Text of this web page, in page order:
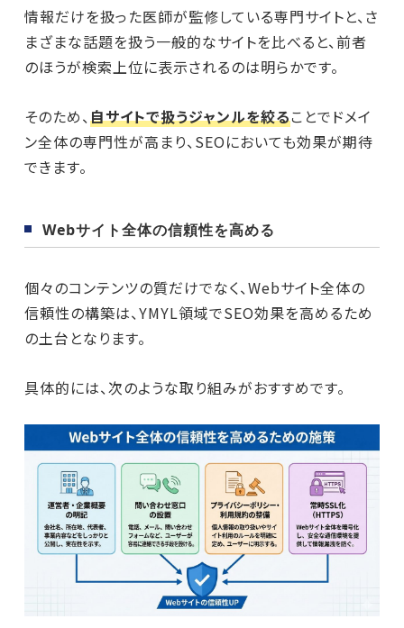
情報だけを扱った医師が監修している専門サイトと、さ
まざまな話題を扱う一般的なサイトを比べると、前者
のほうが検索上位に表示されるのは明らかです。
そのため、自サイトで扱うジャンルを絞ることでドメイ
ン全体の専門性が高まり、SEOにおいても効果が期待
できます。
Webサイト全体の信頼性を高める
個々のコンテンツの質だけでなく、Webサイト全体の
信頼性の構築は、YMYL領域でSEO効果を高めるため
の土台となります。
具体的には、次のような取り組みがおすすめです。